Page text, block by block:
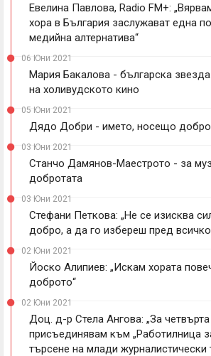
Евелина Павлова, Radio FM+:
хора в България заслужават една
медийна алтернатива“
06 Юни 2021
Мария Бакалова - българска
на холивудското кино
05 Юни 2021
Дядо Добри - името, носещо
03 Юни 2021
Станчо Дамянов-Маестрото - за
добротата
03 Юни 2021
Стефани Петкова: „Не се изисква
добро, а да го избереш пред всичко
02 Юни 2021
Йоско Алипиев: „Искам хората
доброто“
02 Юни 2021
Доц. д-р Стела Ангова: „За
присъединявам към „Работилница
търсене на млади журналистически